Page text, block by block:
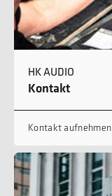
HK AUDIO
Kontakt
Kontakt aufnehmen